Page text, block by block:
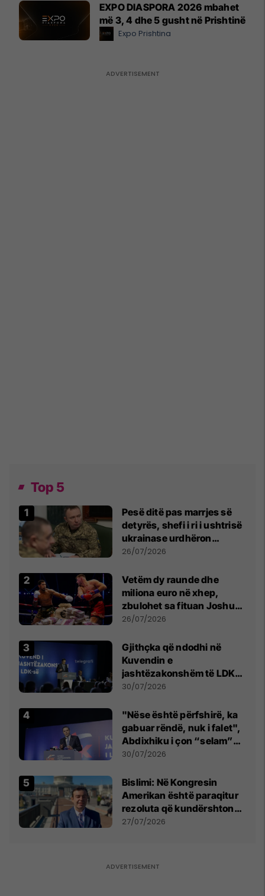
EXPO DIASPORA 2026 mbahet
më 3, 4 dhe 5 gusht në Prishtinë
Expo Prishtina
Top 5
Pesë ditë pas marrjes së
detyrës, shefi i ri i ushtrisë
ukrainase urdhëron
kontroll të madh
26/07/2026
Vetëm dy raunde dhe
miliona euro në xhep,
zbulohet sa fituan Joshua
e Prenga
26/07/2026
Gjithçka që ndodhi në
Kuvendin e
jashtëzakonshëm të LDK-
së
30/07/2026
"Nëse është përfshirë, ka
gabuar rëndë, nuk i falet",
Abdixhiku i çon “selam”
Përparim Ramës
30/07/2026
Bislimi: Në Kongresin
Amerikan është paraqitur
rezoluta që kundërshton
mbajtjen e Asamblesë
27/07/2026